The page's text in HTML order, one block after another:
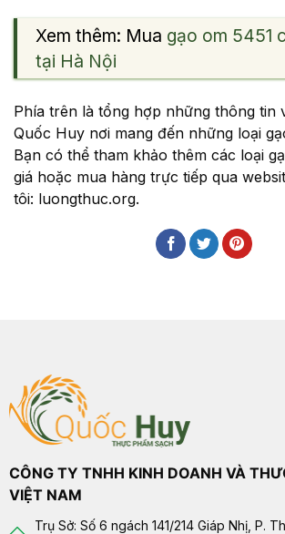
Xem thêm: Mua gạo om 5451
tại Hà Nội
Phía trên là tổng hợp những thông tin
Quốc Huy nơi mang đến những loại
Bạn có thể tham khảo thêm các loại
giá hoặc mua hàng trực tiếp qua
tôi: luongthuc.org.
CÔNG TY TNHH KINH DOANH VÀ
VIỆT NAM
Trụ Sở: Số 6 ngách 141/214 Giáp Nhị, P.